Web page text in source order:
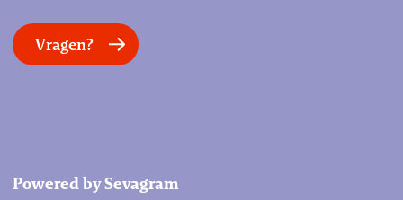
Vragen?
Powered by Sevagram